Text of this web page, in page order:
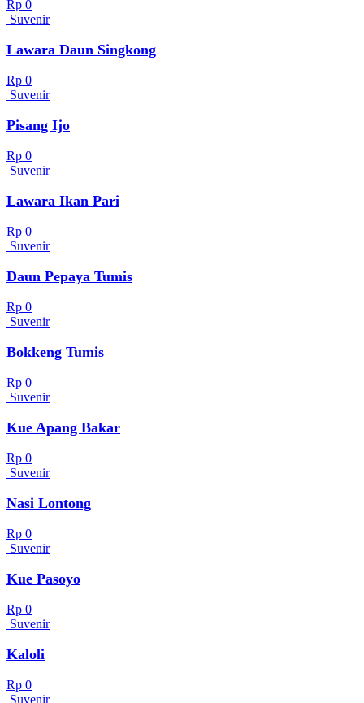
Rp 0
Suvenir
Lawara Daun Singkong
Rp 0
Suvenir
Pisang Ijo
Rp 0
Suvenir
Lawara Ikan Pari
Rp 0
Suvenir
Daun Pepaya Tumis
Rp 0
Suvenir
Bokkeng Tumis
Rp 0
Suvenir
Kue Apang Bakar
Rp 0
Suvenir
Nasi Lontong
Rp 0
Suvenir
Kue Pasoyo
Rp 0
Suvenir
Kaloli
Rp 0
Suvenir